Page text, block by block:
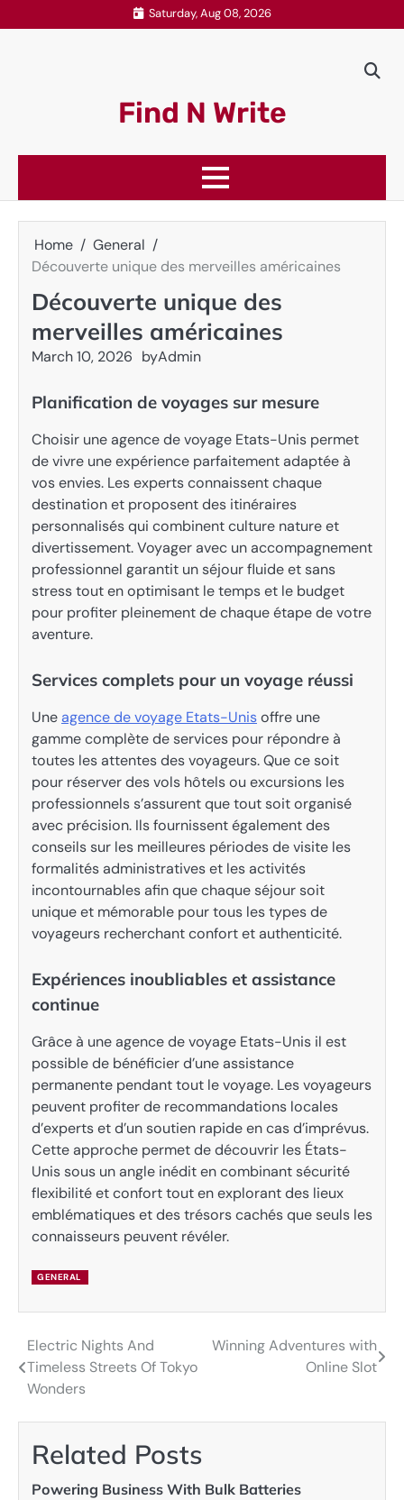
to
Saturday, Aug 08, 2026
Find N Write
Home
General
Découverte unique des merveilles américaines
Découverte unique des
merveilles américaines
March 10, 2026 byAdmin
Planification de voyages sur mesure
Choisir une agence de voyage Etats-Unis permet
de vivre une expérience parfaitement adaptée à
vos envies. Les experts connaissent chaque
destination et proposent des itinéraires
personnalisés qui combinent culture nature et
divertissement. Voyager avec un accompagnement
professionnel garantit un séjour fluide et sans
stress tout en optimisant le temps et le budget
pour profiter pleinement de chaque étape de votre
aventure.
Services complets pour un voyage réussi
Uneagence de voyage Etats-Unisoffre une
gamme complète de services pour répondre à
toutes les attentes des voyageurs. Que ce soit
pour réserver des vols hôtels ou excursions les
professionnels s’assurent que tout soit organisé
avec précision. Ils fournissent également des
conseils sur les meilleures périodes de visite les
formalités administratives et les activités
incontournables afin que chaque séjour soit
unique et mémorable pour tous les types de
voyageurs recherchant confort et authenticité.
Expériences inoubliables et assistance
continue
Grâce à une agence de voyage Etats-Unis il est
possible de bénéficier d’une assistance
permanente pendant tout le voyage. Les voyageurs
peuvent profiter de recommandations locales
d’experts et d’un soutien rapide en cas d’imprévus.
Cette approche permet de découvrir les États-
Unis sous un angle inédit en combinant sécurité
flexibilité et confort tout en explorant des lieux
emblématiques et des trésors cachés que seuls les
connaisseurs peuvent révéler.
GENERAL
Post
navigation
Electric Nights And
Timeless Streets Of Tokyo
Wonders
Winning Adventures with
Online Slot
Related Posts
Powering Business With Bulk Batteries